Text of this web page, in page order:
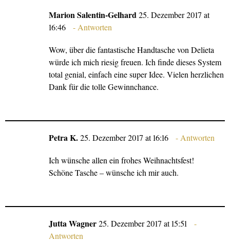
Marion Salentin-Gelhard25. Dezember 2017 at
16:46
Antworten
Wow, über die fantastische Handtasche von Delieta
würde ich mich riesig freuen. Ich finde dieses System
total genial, einfach eine super Idee. Vielen herzlichen
Dank für die tolle Gewinnchance.
Petra K.25. Dezember 2017 at 16:16 Antworten
Ich wünsche allen ein frohes Weihnachtsfest!
Schöne Tasche – wünsche ich mir auch.
Jutta Wagner25. Dezember 2017 at 15:51
Antworten